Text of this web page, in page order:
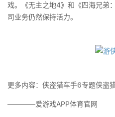
戏。《无主之地4》和《四海兄弟
司业务仍然保持活力。
更多内容：侠盗猎车手6专题侠盗
————爱游戏APP体育官网